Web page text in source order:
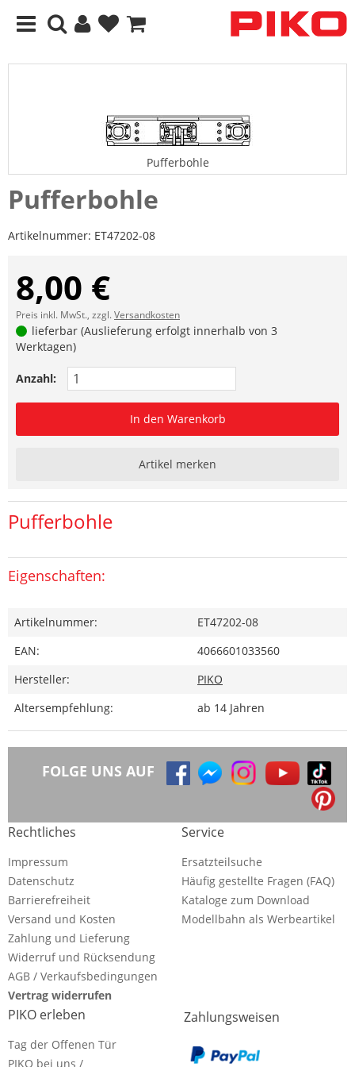
Pufferbohle
Pufferbohle
Artikelnummer: ET47202-08
8,00 €
Preis inkl. MwSt., zzgl.Versandkosten
lieferbar (Auslieferung erfolgt innerhalb von 3
Werktagen)
Anzahl:
In den Warenkorb
Artikel merken
Pufferbohle
Eigenschaften:
Artikelnummer:
ET47202-08
EAN:
4066601033560
Hersteller:
PIKO
Altersempfehlung:
ab 14 Jahren
FOLGE UNS AUF
Rechtliches
Impressum
Datenschutz
Barrierefreiheit
Versand und Kosten
Zahlung und Lieferung
Widerruf und Rücksendung
AGB / Verkaufsbedingungen
Vertrag widerrufen
Service
Ersatzteilsuche
Häufig gestellte Fragen (FAQ)
Kataloge zum Download
Modellbahn als Werbeartikel
PIKO erleben
Tag der Offenen Tür
PIKO bei uns /
Zahlungsweisen